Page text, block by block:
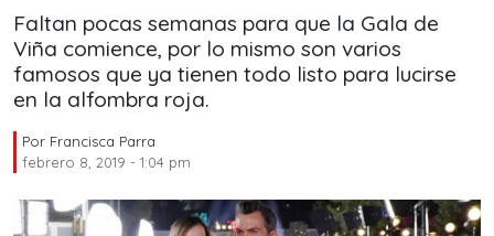
Faltan pocas semanas para que la Gala de
Viña comience, por lo mismo son varios
famosos que ya tienen todo listo para lucirse
en la alfombra roja.
Por Francisca Parra
febrero 8, 2019 - 1:04 pm